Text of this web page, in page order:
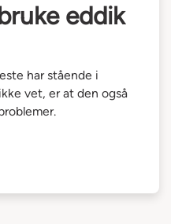
eddik
har stående i
vet, er at den også